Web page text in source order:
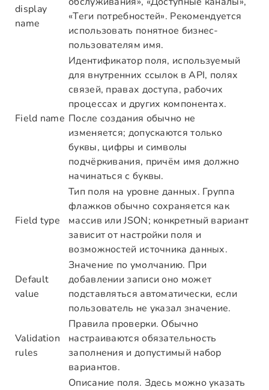
display
name
«Теги потребностей». Рекомендуется
использовать понятное бизнес-
пользователям имя.
Field name
Идентификатор поля, используемый
для внутренних ссылок в API, полях
связей, правах доступа, рабочих
процессах и других компонентах.
После создания обычно не
изменяется; допускаются только
буквы, цифры и символы
подчёркивания, причём имя должно
начинаться с буквы.
Field type
Тип поля на уровне данных. Группа
флажков обычно сохраняется как
массив или JSON; конкретный вариант
зависит от настройки поля и
возможностей источника данных.
Default
value
Значение по умолчанию. При
добавлении записи оно может
подставляться автоматически, если
пользователь не указал значение.
Validation
rules
Правила проверки. Обычно
настраиваются обязательность
заполнения и допустимый набор
вариантов.
Описание поля. Здесь можно указать